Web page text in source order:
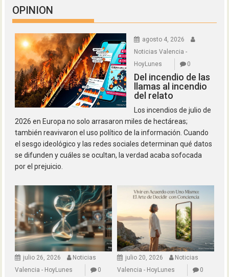
OPINION
agosto 4, 2026
Noticias Valencia -
HoyLunes
0
Del incendio de las
llamas al incendio
del relato
Los incendios de julio de
2026 en Europa no solo arrasaron miles de hectáreas;
también reavivaron el uso político de la información. Cuando
el sesgo ideológico y las redes sociales determinan qué datos
se difunden y cuáles se ocultan, la verdad acaba sofocada
por el prejuicio.
julio 26, 2026
Noticias
Valencia - HoyLunes
0
julio 20, 2026
Noticias
Valencia - HoyLunes
0